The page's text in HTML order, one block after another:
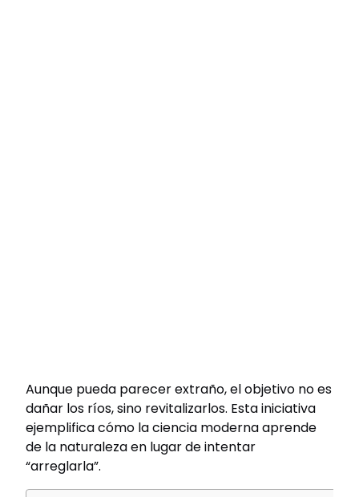
Aunque pueda parecer extraño, el objetivo no es
dañar los ríos, sino revitalizarlos. Esta iniciativa
ejemplifica cómo la ciencia moderna aprende
de la naturaleza en lugar de intentar
“arreglarla”.